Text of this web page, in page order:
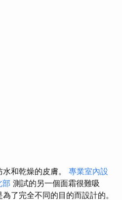
和乾燥的皮膚。 專業室內設
部 測試的另一個面霜很難吸
了完全不同的目的而設計的。